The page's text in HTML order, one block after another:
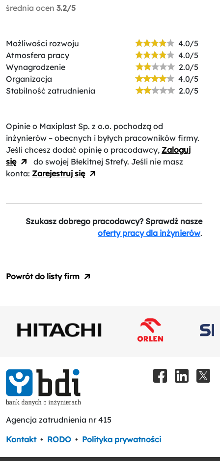
średnia ocen 3.2/5
Możliwości rozwoju
4.0/5
Atmosfera pracy
4.0/5
Wynagrodzenie
2.0/5
Organizacja
4.0/5
Stabilność zatrudnienia
2.0/5
Opinie o Maxiplast Sp. z o.o. pochodzą od
inżynierów – obecnych i byłych pracowników firmy.
Jeśli chcesz dodać opinię o pracodawcy, Zaloguj
się
do swojej Błekitnej Strefy. Jeśli nie masz
konta: Zarejestruj się
Szukasz dobrego pracodawcy? Sprawdź nasze
oferty pracy dla inżynierów.
Powrót do listy firm
Agencja zatrudnienia nr 415
Kontakt • RODO • Polityka prywatności